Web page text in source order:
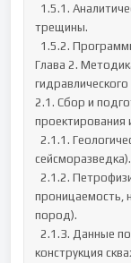
трещины.
Глава 2.
2.1. Сбор и
проектирования
  2.1.1. Геологические и геофизические данные (керн, ГИС,
сейсморазведка).
  2.1.2. Петрофизические данные (пористость,
проницаемость,
пород).
  2.1.3. Данные по скважинам (история добычи, ГДИС,
конструкция